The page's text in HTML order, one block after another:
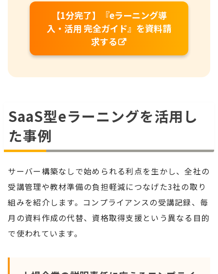
【1分完了】『eラーニング導
入・活用 完全ガイド』を資料請
求する
SaaS型eラーニングを活用し
た事例
サーバー構築なしで始められる利点を生かし、全社の
受講管理や教材準備の負担軽減につなげた3社の取り
組みを紹介します。コンプライアンスの受講記録、毎
月の資料作成の代替、資格取得支援という異なる目的
で使われています。